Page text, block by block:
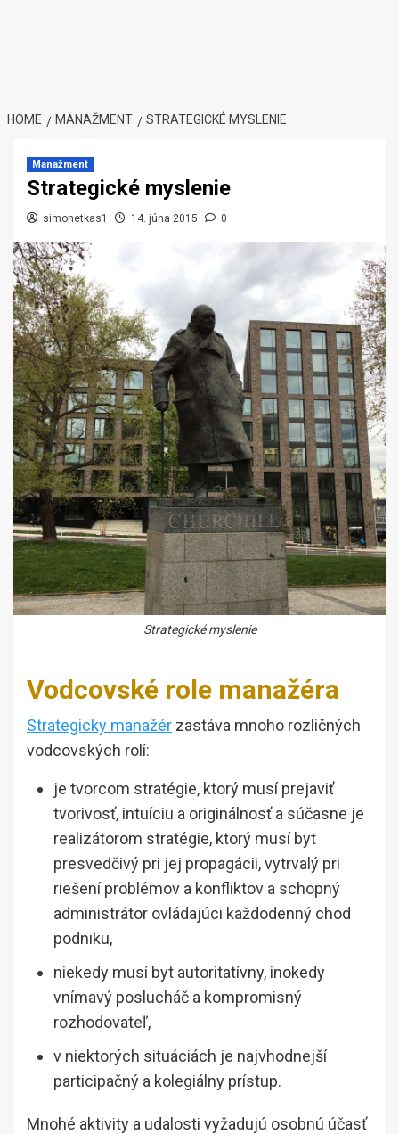
HOME MANAŽMENT STRATEGICKÉ MYSLENIE
Manažment
Strategické myslenie
simonetkas1 14. júna 2015 0
Strategické myslenie
Vodcovské role manažéra
Strategicky manažér zastáva mnoho rozličných
vodcovských rolí:
je tvorcom stratégie, ktorý musí prejaviť
tvorivosť, intuíciu a originálnosť a súčasne je
realizátorom stratégie, ktorý musí byt
presvedčivý pri jej propagácii, vytrvalý pri
riešení problémov a konfliktov a schopný
administrátor ovládajúci každodenný chod
podniku,
niekedy musí byt autoritatívny, inokedy
vnímavý poslucháč a kompromisný
rozhodovateľ,
v niektorých situáciách je najvhodnejší
participačný a kolegiálny prístup.
Mnohé aktivity a udalosti vyžadujú osobnú účasť